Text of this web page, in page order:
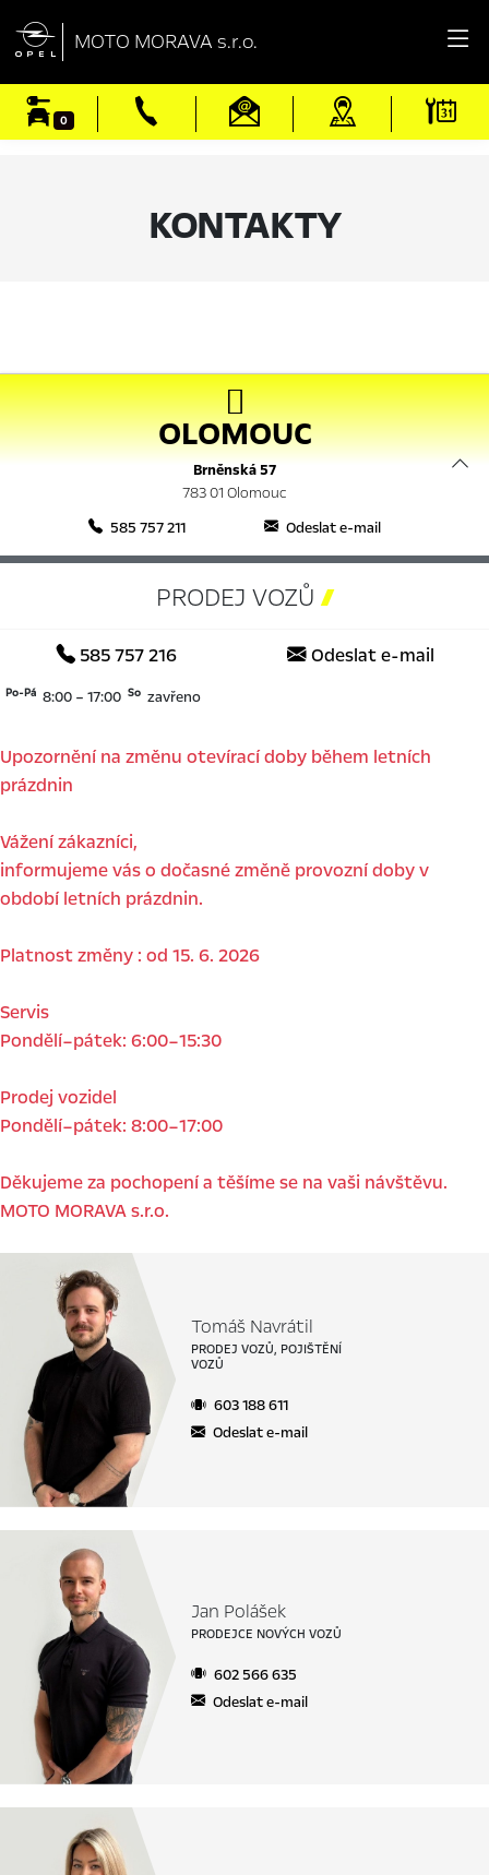
 MOTO MORAVA s.r.o.
0
KONTAKTY

OLOMOUC
Brněnská 57
783 01 Olomouc
585 757 211
Odeslat e-mail
PRODEJ VOZŮ 
585 757 216 Odeslat e-mail
Po-Pá 8:00 – 17:00 So zavřeno
Upozornění na změnu otevírací doby během letních
prázdnin
Vážení zákazníci,
informujeme vás o dočasné změně provozní doby v
období letních prázdnin.
Platnost změny : od 15. 6. 2026
Servis
Pondělí–pátek: 6:00–15:30
Prodej vozidel
Pondělí–pátek: 8:00–17:00
Děkujeme za pochopení a těšíme se na vaši návštěvu.
Tomáš Navrátil
PRODEJ VOZŮ, POJIŠTĚNÍ
VOZŮ
603 188 611
Odeslat e-mail
Jan Polášek
PRODEJCE NOVÝCH VOZŮ
602 566 635
Odeslat e-mail